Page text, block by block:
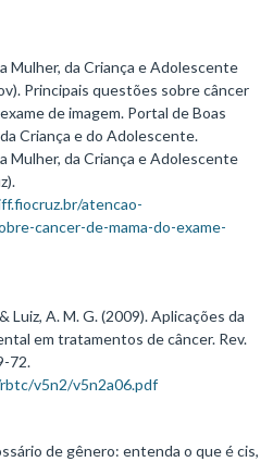
Mulher, da Criança e Adolescente
Principais questões sobre câncer
de imagem. Portal de Boas
Criança e do Adolescente.
Mulher, da Criança e Adolescente
atencao-
cancer-de-mama-do-exame-
Luiz, A. M. G. (2009). Aplicações da
em tratamentos de câncer. Rev.
72.
v5n2/v5n2a06.pdf
de gênero: entenda o que é cis,